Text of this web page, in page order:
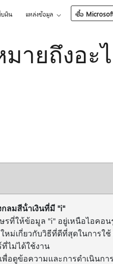
เงิน แหล่งข้อมูล ซื้อ Microsoft
ายถึงอะ
ลมสีน้ําเงินที่มี "i"
ที่ให้ข้อมูล "i" อยู่เหนือไอคอน
ม่เกี่ยวกับวิธีที่ดีที่สุดในการใ
ที่ไม่ได้ใช้งาน
พื่อดูข้อความและการดําเนินกา